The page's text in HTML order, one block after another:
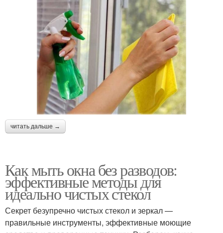
читать дальше →
Как мыть окна без разводов:
эффективные методы для
идеально чистых стекол
Секрет безупречно чистых стекол и зеркал —
правильные инструменты, эффективные моющие